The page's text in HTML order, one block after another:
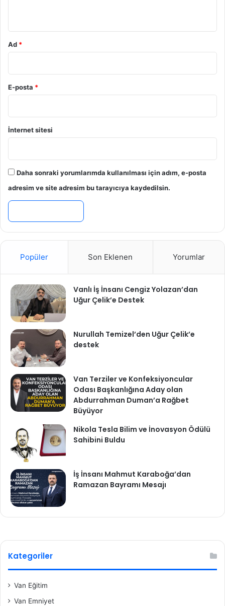
Ad *
E-posta *
İnternet sitesi
Daha sonraki yorumlarımda kullanılması için adım, e-posta
adresim ve site adresim bu tarayıcıya kaydedilsin.
Popüler Son Eklenen Yorumlar
Vanlı İş İnsanı Cengiz Yolazan’dan
Uğur Çelik’e Destek
Nurullah Temizel’den Uğur Çelik’e
destek
Van Terziler ve Konfeksiyoncular
Odası Başkanlığına Aday olan
Abdurrahman Duman’a Rağbet
Büyüyor
Nikola Tesla Bilim ve İnovasyon Ödülü
Sahibini Buldu
İş İnsanı Mahmut Karaboğa’dan
Ramazan Bayramı Mesajı
Kategoriler
Van Eğitim
Van Emniyet